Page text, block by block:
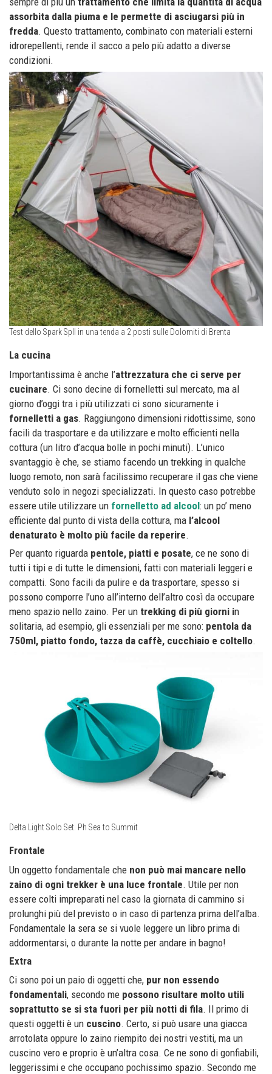
assorbita dalla piuma e le permette di asciugarsi più in
fredda. Questo trattamento, combinato con materiali esterni
idrorepellenti, rende il sacco a pelo più adatto a diverse
condizioni.
Test dello Spark SpII in una tenda a 2 posti sulle Dolomiti di Brenta
La cucina
Importantissima è anche l’attrezzatura che ci serve per
cucinare. Ci sono decine di fornelletti sul mercato, ma al
giorno d’oggi tra i più utilizzati ci sono sicuramente i
fornelletti a gas. Raggiungono dimensioni ridottissime, sono
facili da trasportare e da utilizzare e molto efficienti nella
cottura (un litro d’acqua bolle in pochi minuti). L’unico
svantaggio è che, se stiamo facendo un trekking in qualche
luogo remoto, non sarà facilissimo recuperare il gas che viene
venduto solo in negozi specializzati. In questo caso potrebbe
essere utile utilizzare un fornelletto ad alcool: un po’ meno
efficiente dal punto di vista della cottura, ma l’alcool
denaturato è molto più facile da reperire.
Per quanto riguarda pentole, piatti e posate, ce ne sono di
tutti i tipi e di tutte le dimensioni, fatti con materiali leggeri e
compatti. Sono facili da pulire e da trasportare, spesso si
possono comporre l’uno all’interno dell’altro così da occupare
meno spazio nello zaino. Per un trekking di più giorni in
solitaria, ad esempio, gli essenziali per me sono: pentola da
750ml, piatto fondo, tazza da caffè, cucchiaio e coltello.
Delta Light Solo Set. Ph Sea to Summit
Frontale
Un oggetto fondamentale che non può mai mancare nello
zaino di ogni trekker è una luce frontale. Utile per non
essere colti impreparati nel caso la giornata di cammino si
prolunghi più del previsto o in caso di partenza prima dell’alba.
Fondamentale la sera se si vuole leggere un libro prima di
addormentarsi, o durante la notte per andare in bagno!
Extra
Ci sono poi un paio di oggetti che, pur non essendo
fondamentali, secondo me possono risultare molto utili
soprattutto se si sta fuori per più notti di fila. Il primo di
questi oggetti è un cuscino. Certo, si può usare una giacca
arrotolata oppure lo zaino riempito dei nostri vestiti, ma un
cuscino vero e proprio è un’altra cosa. Ce ne sono di gonfiabili,
leggerissimi e che occupano pochissimo spazio. Secondo me